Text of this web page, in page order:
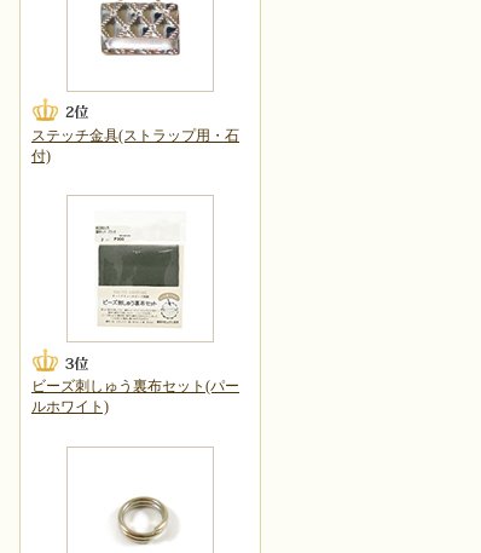
ステッチ金具(ストラップ用・石
付)
ビーズ刺しゅう裏布セット(パー
ルホワイト)